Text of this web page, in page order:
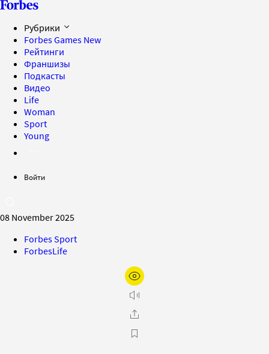
Рубрики
Forbes Games New
Рейтинги
Франшизы
Подкасты
Видео
Life
Woman
Sport
Young
Войти
08 November 2025
Forbes Sport
ForbesLife